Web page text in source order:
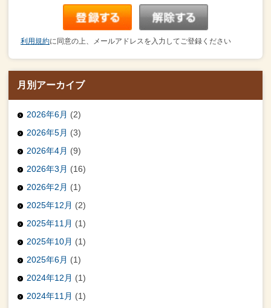
利用規約に同意の上、メールアドレスを入力してご登録ください
月別アーカイブ
2026年6月 (2)
2026年5月 (3)
2026年4月 (9)
2026年3月 (16)
2026年2月 (1)
2025年12月 (2)
2025年11月 (1)
2025年10月 (1)
2025年6月 (1)
2024年12月 (1)
2024年11月 (1)